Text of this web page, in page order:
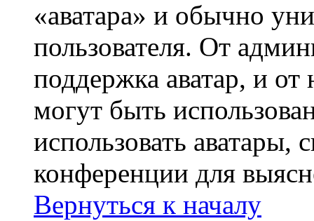
«аватара» и обычно
пользователя. От
поддержка аватар, и от
могут быть
использовать аватары,
конференции для
Вернуться к началу